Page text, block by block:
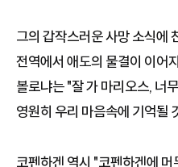
그의 갑작스러운 사망 소식에
전역에서 애도의 물결이 이어
볼로냐는 "잘 가 마리오스, 너
영원히 우리 마음속에 기억될
코펜하겐 역시 "코펜하겐에